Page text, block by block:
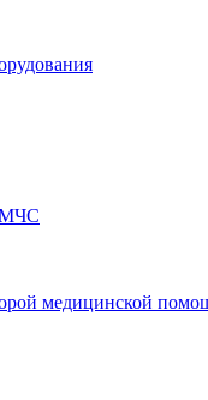
МЧС
медицинской